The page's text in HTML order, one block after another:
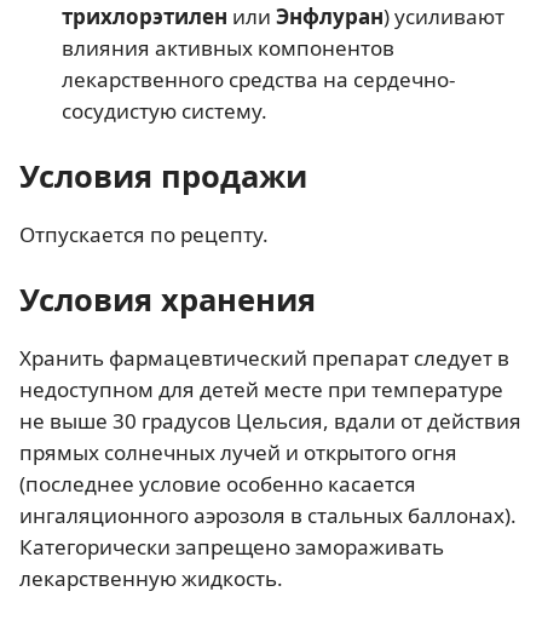
трихлорэтилен или Энфлуран) усиливают
влияния активных компонентов
лекарственного средства на сердечно-
сосудистую систему.
Условия продажи
Отпускается по рецепту.
Условия хранения
Хранить фармацевтический препарат следует в
недоступном для детей месте при температуре
не выше 30 градусов Цельсия, вдали от действия
прямых солнечных лучей и открытого огня
(последнее условие особенно касается
ингаляционного аэрозоля в стальных баллонах).
Категорически запрещено замораживать
лекарственную жидкость.